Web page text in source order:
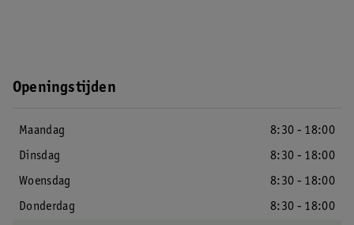
Openingstijden
Maandag
8:30 - 18:00
Dinsdag
8:30 - 18:00
Woensdag
8:30 - 18:00
Donderdag
8:30 - 18:00